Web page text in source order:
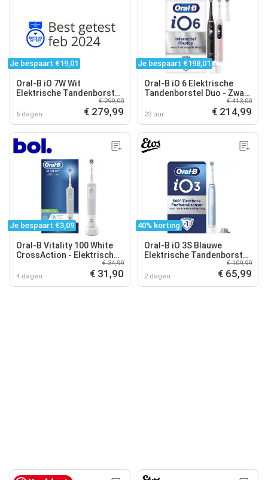
Je bespaart €19,01
Oral-B iO 7W Wit
Elektrische Tandenborstel
6 dagen
€ 299,00
€ 279,99
Je bespaart €198,01
Oral-B iO 6 Elektrische
Tandenborstel Duo - Zwart
en Roze - Ontworpen Door
Braun
23 uur
€ 413,00
€ 214,99
Je bespaart €3,09
Oral-B Vitality 100 White
CrossAction - Elektrische
Tandenborstel - Powered
By Braun
4 dagen
€ 34,99
€ 31,90
40% korting
Oral-B iO 3S Blauwe
Elektrische Tandenborstel
2 dagen
€ 109,99
€ 65,99